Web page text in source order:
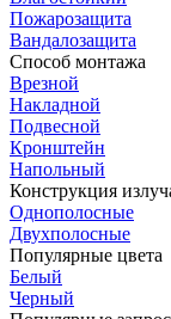
Пожарозащита
Вандалозащита
Способ монтажа
Врезной
Накладной
Подвесной
Кронштейн
Напольный
Конструкция
Однополосные
Двухполосные
Популярные цвета
Белый
Черный